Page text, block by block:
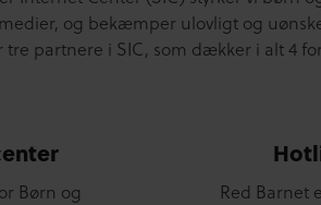
og bekæmper ulovligt og
tre partnere i SIC, som dækker i alt 4
Børn og
Red Barnet